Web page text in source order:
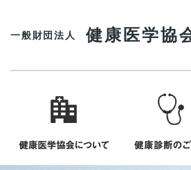
一般財団法人 健康医学協